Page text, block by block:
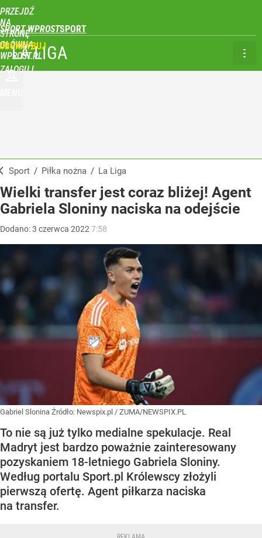
PRZEJDŹ
NA
STRONĘ
GŁÓWNĄ
WPROST.PL
SPORT WPROST
ZALOGUJ
LA LIGA
Sport / Piłka nożna / La Liga
Wielki transfer jest coraz bliżej! Agent
Gabriela Sloniny naciska na odejście
Dodano:3 czerwca 2022 7:58
Gabriel Slonina Źródło: Newspix.pl / ZUMA/NEWSPIX.PL
To nie są już tylko medialne spekulacje. Real
Madryt jest bardzo poważnie zainteresowany
pozyskaniem 18-letniego Gabriela Sloniny.
Według portalu Sport.pl Królewscy złożyli
pierwszą ofertę. Agent piłkarza naciska
na transfer.